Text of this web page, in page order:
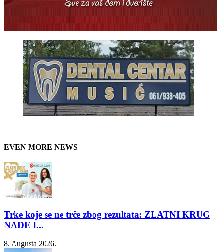
EVEN MORE NEWS
Trke koje se ne trče zbog rezultata: ZLATNI KRUG
NADE I...
8. Augusta 2026.